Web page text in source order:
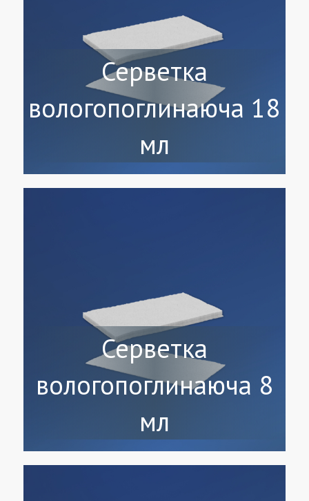
Серветка
вологопоглинаюча 18
мл
Серветка
вологопоглинаюча 8
мл